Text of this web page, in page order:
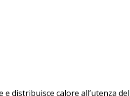
e distribuisce calore all’utenza